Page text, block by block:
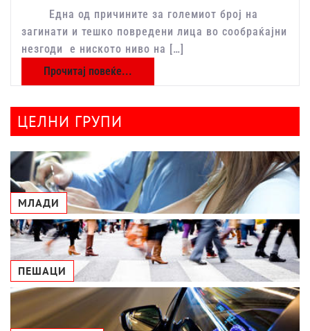
Една од причините за големиот број на
загинати и тешко повредени лица во сообраќајни
незгоди е ниското ниво на […]
Прочитај повеќе...
ЦЕЛНИ ГРУПИ
МЛАДИ
ПЕШАЦИ